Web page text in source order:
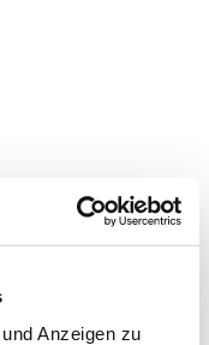
Anzeigen zu